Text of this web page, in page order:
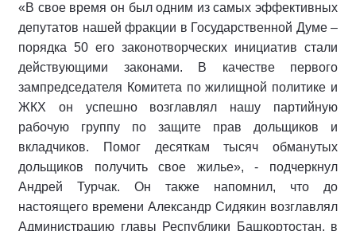
«В свое время он был одним из самых эффективных
депутатов нашей фракции в Государственной Думе –
порядка 50 его законотворческих инициатив стали
действующими законами. В качестве первого
зампредседателя Комитета по жилищной политике и
ЖКХ он успешно возглавлял нашу партийную
рабочую группу по защите прав дольщиков и
вкладчиков. Помог десяткам тысяч обманутых
дольщиков получить свое жилье», - подчеркнул
Андрей Турчак. Он также напомнил, что до
настоящего времени Александр Сидякин возглавлял
Администрацию главы Республики Башкортостан, в